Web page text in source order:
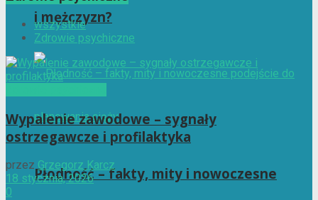
i mężczyzn?
Płodność – fakty, mity i nowoczesne
wszystkie
Zdrowie psychiczne
Wypalenie zawodowe – sygnały
ostrzegawcze i profilaktyka
przez Grzegorz Karcz
18 stycznia, 2026
0